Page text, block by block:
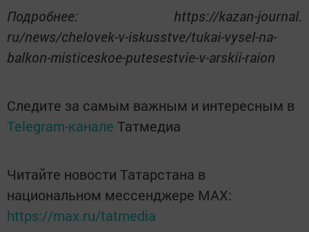
Подробнее: https://kazan-journal.
ru/news/chelovek-v-iskusstve/tukai-vysel-na-
balkon-misticeskoe-putesestvie-v-arskii-raion
Следите за самым важным и интересным в
Telegram-канале Татмедиа
Читайте новости Татарстана в
национальном мессенджере MАХ:
https://max.ru/tatmedia